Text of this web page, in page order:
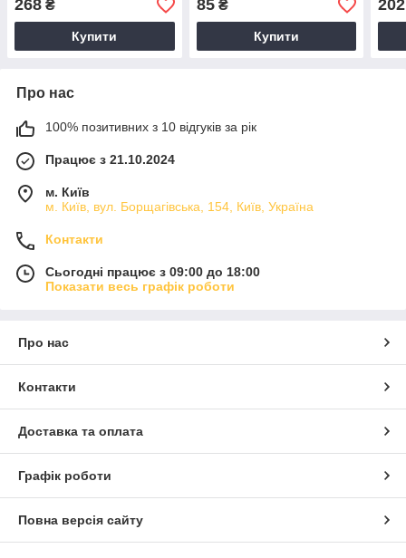
грилях та в духових
шафах(багаторазовий)
268 ₴
Купити
грилях та в духових
шафах(багаторазовий)
85₴
Купити
202
Про нас
100% позитивних з 10 відгуків за рік
Працює з 21.10.2024
м. Київ
м. Київ, вул. Борщагівська, 154, Київ, Україна
Контакти
Сьогодні працює з 09:00 до 18:00
Показати весь графік роботи
Про нас
Контакти
Доставка та оплата
Графік роботи
Повна версія сайту